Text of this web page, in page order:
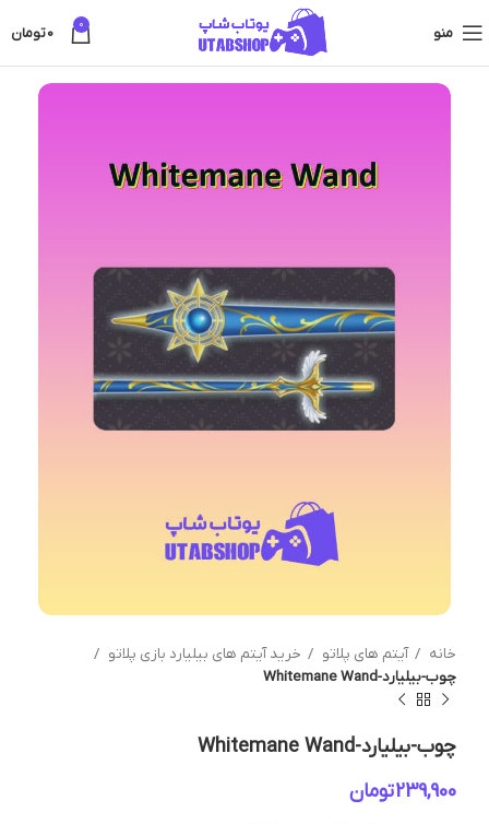
منو 0
0تومان
خانه آیتم های پلاتو
خرید آیتم های بیلیارد بازی پلاتو
چوب-بیلیارد-Whitemane Wand
چوب-بیلیارد-Whitemane Wand
تومان